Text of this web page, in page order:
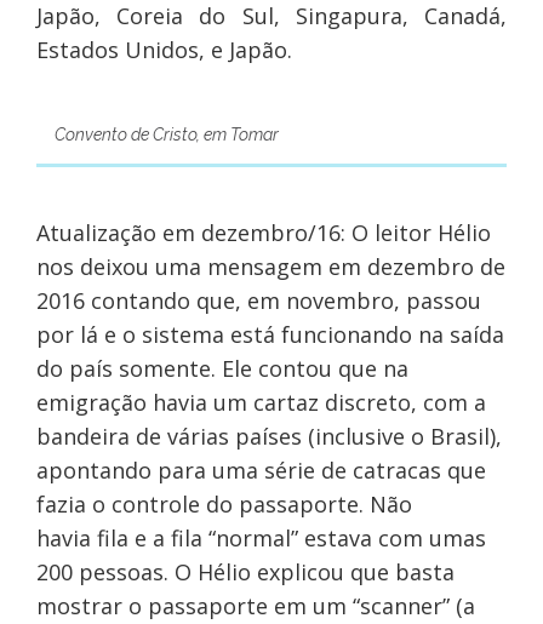
Japão, Coreia do Sul, Singapura, Canadá,
Estados Unidos, e Japão.
Convento de Cristo, em Tomar
Atualização em dezembro/16: O leitor Hélio
nos deixou uma mensagem em dezembro de
2016 contando que, em novembro, passou
por lá e o sistema está funcionando na saída
do país somente. Ele contou que na
emigração havia um cartaz discreto, com a
bandeira de várias países (inclusive o Brasil),
apontando para uma série de catracas que
fazia o controle do passaporte. Não
havia fila e a fila “normal” estava com umas
200 pessoas. O Hélio explicou que basta
mostrar o passaporte em um “scanner” (a